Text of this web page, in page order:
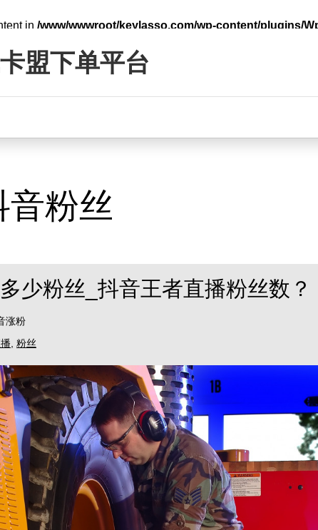
in /www/wwwroot/keylasso.com/wp-content/plugins/
盟下单平台
粉丝
少粉丝_抖音王者直播粉丝数？
涨粉
粉丝